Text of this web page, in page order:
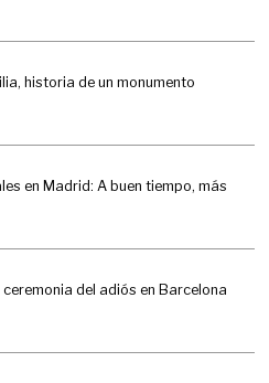
historia de un monumento
en Madrid: A buen tiempo, más
del adiós en Barcelona